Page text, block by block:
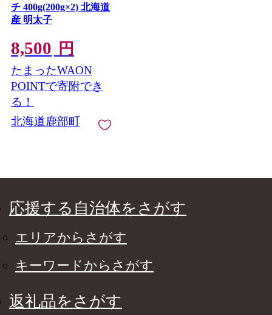
チ 400g(200g×2) 北海道
産 明太子
8,500 円
たまったWAON
POINTで寄附でき
る！
北海道鹿部町
応援する自治体をさがす
エリアからさがす
キーワードからさがす
返礼品をさがす